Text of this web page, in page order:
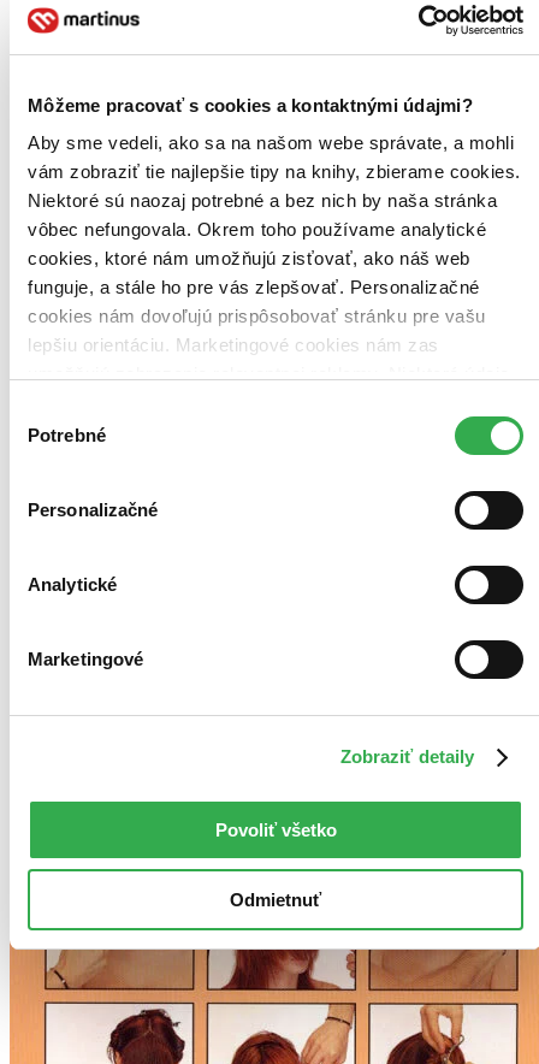
Môžeme pracovať s cookies a kontaktnými údajmi?
Aby sme vedeli, ako sa na našom webe správate, a mohli
vám zobraziť tie najlepšie tipy na knihy, zbierame cookies.
Niektoré sú naozaj potrebné a bez nich by naša stránka
vôbec nefungovala. Okrem toho používame analytické
cookies, ktoré nám umožňujú zisťovať, ako náš web
funguje, a stále ho pre vás zlepšovať. Personalizačné
cookies nám dovoľujú prispôsobovať stránku pre vašu
lepšiu orientáciu. Marketingové cookies nám zas
keby sme mohli používať všetky tieto cookies. Ďakujeme!
súhlasu
Potrebné
Personalizačné
Analytické
Marketingové
Zobraziť detaily
Povoliť všetko
Odmietnuť
pro učební obor Kadeřník
H. Komendová
J. Valášek
L. Polívka
V. Pech
Základní kadeřnické technologie – stříhání, preparace vlasů, vodová
ondulace, ondulace železem a vlásenkářství...
Knihabrožovaná väzba
11,80 €
Dodanie ďalších môže trvať dlhšie, zvyčajne do 18 dní.